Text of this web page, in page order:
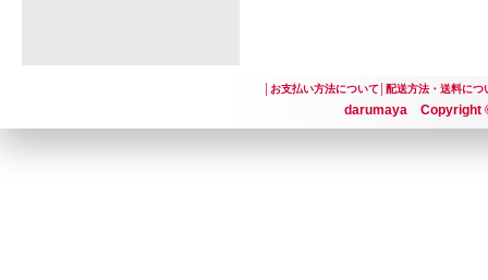
お支払い方法について│ 配送方法・送料につ
darumaya Copyright